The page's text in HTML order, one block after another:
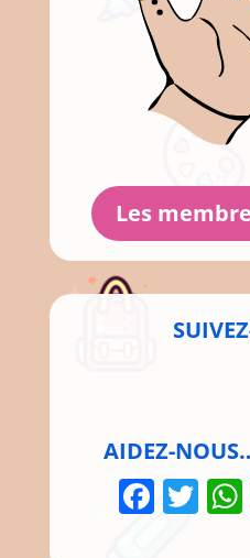
Les
AIDEZ-